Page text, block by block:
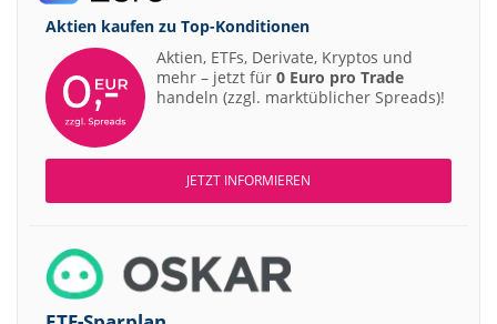
Aktien kaufen zu Top-Konditionen
Aktien, ETFs, Derivate, Kryptos und
mehr – jetzt für 0 Euro pro Trade
handeln (zzgl. marktüblicher Spreads)!
JETZT INFORMIEREN